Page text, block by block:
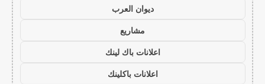
ديوان العرب
مشاريع
اعلانات باك لينك
اعلانات باكلينك